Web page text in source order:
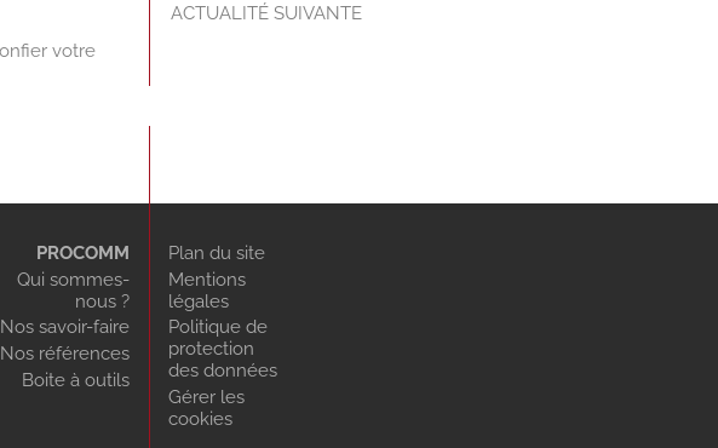
votre
ACTUALITÉ SUIVANTE
PROCOMM
Qui sommes-
nous ?
Nos savoir-faire
Nos références
Boite à outils
Plan du site
Mentions
légales
Politique de
protection
des données
Gérer les
cookies